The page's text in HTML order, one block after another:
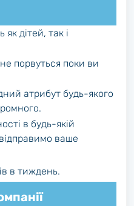
як дітей, так і
не порвуться поки ви
атрибут будь-якого
в будь-якій
ваше
в тиждень.